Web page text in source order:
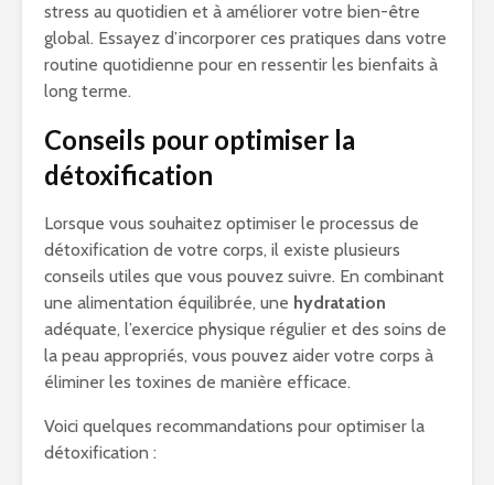
stress au quotidien et à améliorer votre bien-être
global. Essayez d’incorporer ces pratiques dans votre
routine quotidienne pour en ressentir les bienfaits à
long terme.
Conseils pour optimiser la
détoxification
Lorsque vous souhaitez optimiser le processus de
détoxification de votre corps, il existe plusieurs
conseils utiles que vous pouvez suivre. En combinant
une alimentation équilibrée, une hydratation
adéquate, l’exercice physique régulier et des soins de
la peau appropriés, vous pouvez aider votre corps à
éliminer les toxines de manière efficace.
Voici quelques recommandations pour optimiser la
détoxification :